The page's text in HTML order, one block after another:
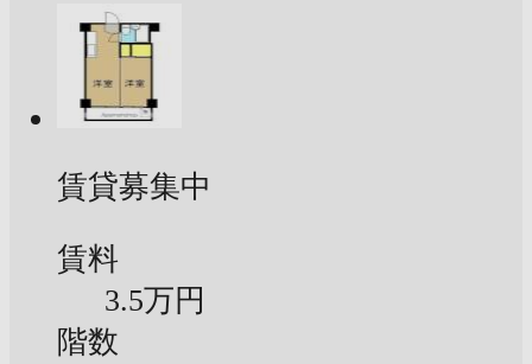
賃貸募集中
賃料
3.5万円
階数